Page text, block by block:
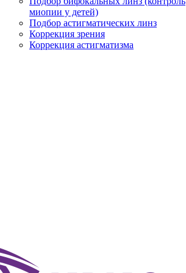
миопии у детей)
Подбор астигматических линз
Коррекция зрения
Коррекция астигматизма